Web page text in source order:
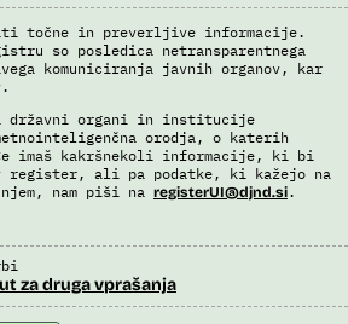
točne in preverljive informacije.
so posledica netransparentnega
komuniciranja javnih organov, kar
državni organi in institucije
orodja, o katerih
imaš kakršnekoli informacije, ki bi
register, ali pa podatke, ki kažejo na
nam piši na registerUI@djnd.si.
za druga vprašanja